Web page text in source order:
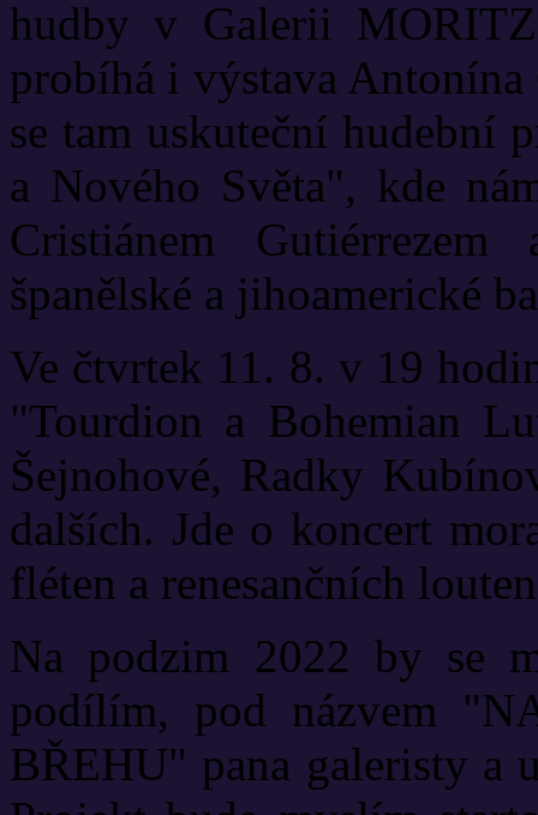
hudby v Galerii
probíhá i výstava
se tam uskuteční hudební
a Nového Světa", kde
Cristiánem
španělské a jihoamerické
Ve čtvrtek 11. 8. v 19
"Tourdion a Bohemian
Šejnohové, Radky
dalších. Jde o koncert
fléten a renesančních
Na podzim 2022 by se
podílím, pod názvem
BŘEHU" pana galeristy a